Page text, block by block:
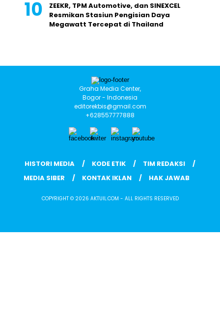
ZEEKR, TPM Automotive, dan SINEXCEL
Resmikan Stasiun Pengisian Daya
Megawatt Tercepat di Thailand
Graha Media Center,
Bogor - Indonesia
editorekbis@gmail.com
+628557777888
HISTORI MEDIA KODE ETIK
TIM REDAKSI
MEDIA SIBER
KONTAK IKLAN HAK JAWAB
COPYRIGHT © 2026 AKTUIL.COM - ALL RIGHTS RESERVED